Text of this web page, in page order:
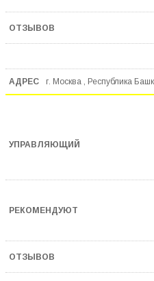
г. Москва , Республика